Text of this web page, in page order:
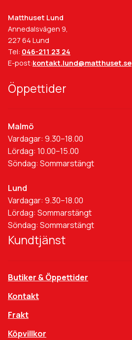
Matthuset Lund
Annedalsvägen 9,
227 64 Lund
Tel: 046-211 23 24
E-post:kontakt.lund@matthuset.se
Öppettider
Malmö
Vardagar: 9.30–18.00
Lördag: 10.00–15.00
Söndag: Sommarstängt
Lund
Vardagar: 9.30–18.00
Lördag: Sommarstängt
Söndag: Sommarstängt
Kundtjänst
Butiker & Öppettider
Kontakt
Frakt
Köpvillkor